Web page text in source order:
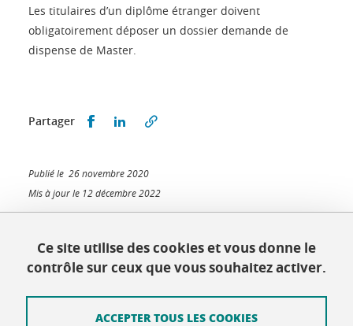
Les titulaires d’un diplôme étranger doivent
obligatoirement déposer un dossier demande de
dispense de Master.
Partager Partager sur Facebook
Partager sur LinkedIn
Publié le 26 novembre 2020
Mis à jour le 12 décembre 2022
École doctorale EEATS
Ce site utilise des cookies et vous donne le
contrôle sur ceux que vous souhaitez activer.
ACCEPTER TOUS LES COOKIES